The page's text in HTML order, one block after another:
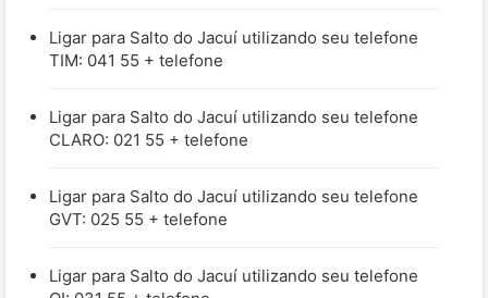
Ligar para Salto do Jacuí utilizando seu telefone
TIM: 041 55 + telefone
Ligar para Salto do Jacuí utilizando seu telefone
CLARO: 021 55 + telefone
Ligar para Salto do Jacuí utilizando seu telefone
GVT: 025 55 + telefone
Ligar para Salto do Jacuí utilizando seu telefone